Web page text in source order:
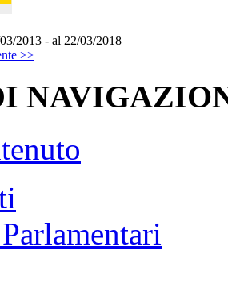
2013 - al 22/03/2018
>>